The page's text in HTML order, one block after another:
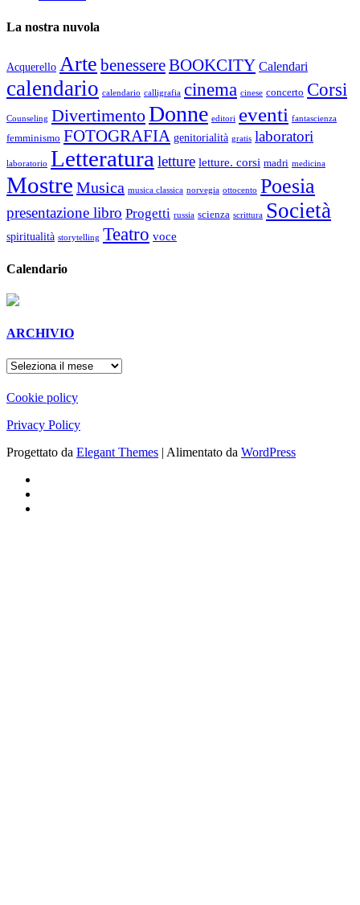
La nostra nuvola
Acquerello Arte benessereBOOKCITY Calendari
calendario calendario calligrafia cinema cinese concerto Corsi
Counseling DivertimentoDonne editori eventi fantascienza
femminismo FOTOGRAFIA genitorialità gratis laboratori
laboratorio Letteratura letture letture. corsi madri medicina
Mostre Musica musica classica norvegia ottocento Poesia
presentazione libro Progetti russia scienza scrittura Società
spiritualità storytelling Teatro voce
Calendario
ARCHIVIO
ARCHIVIO
Cookie policy
Privacy Policy
Progettato da Elegant Themes | Alimentato da WordPress